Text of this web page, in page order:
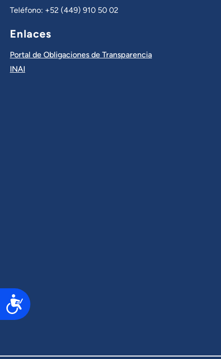
Accesibilidad
Teléfono: +52 (449) 910 50 02
Enlaces
Portal de Obligaciones de Transparencia
INAI